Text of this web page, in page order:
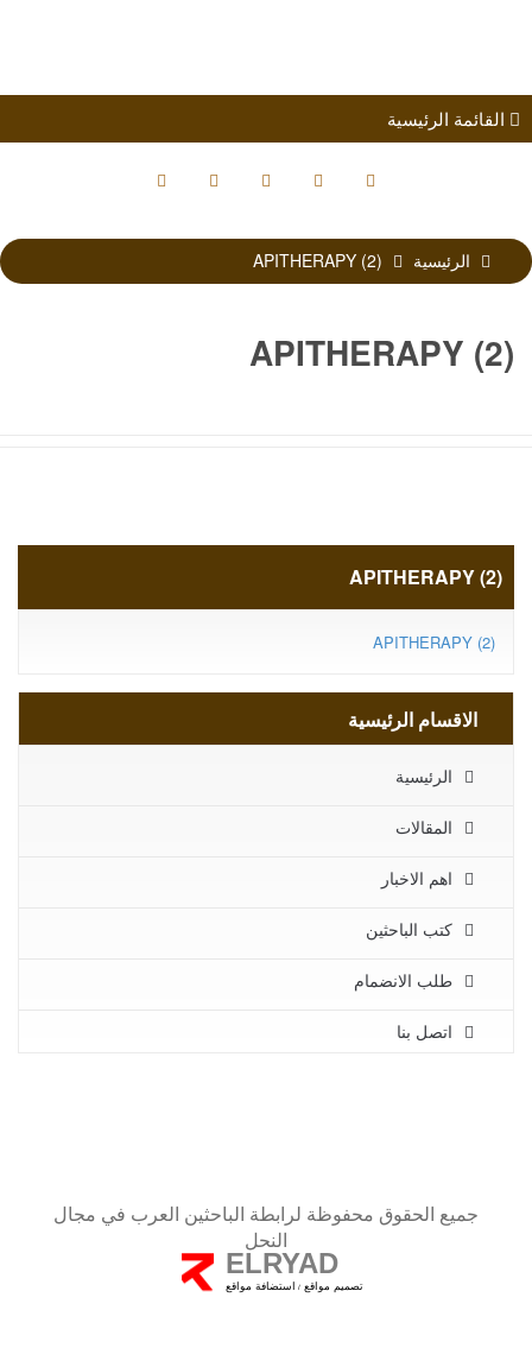
القائمة الرئيسية
الرئيسية
APITHERAPY (2)
APITHERAPY (2)
APITHERAPY (2)
الاقسام الرئيسية
الرئيسية
المقالات
اهم الاخبار
كتب الباحثين
طلب الانضمام
اتصل بنا
جميع الحقوق محفوظة لرابطة الباحثين العرب في مجال
النحل
ELRYAD
تصميم مواقع/ استضافة مواقع